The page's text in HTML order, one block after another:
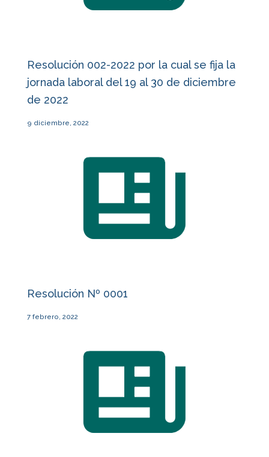
Resolución 002-2022 por la cual se fija la
jornada laboral del 19 al 30 de diciembre
de 2022
9 diciembre, 2022
Resolución Nº 0001
7 febrero, 2022